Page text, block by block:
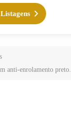
anti-enrolamento preto.